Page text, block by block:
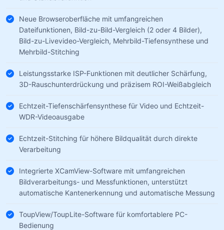
Neue Browseroberfläche mit umfangreichen
Dateifunktionen, Bild-zu-Bild-Vergleich (2 oder 4 Bilder),
Bild-zu-Livevideo-Vergleich, Mehrbild-Tiefensynthese und
Mehrbild-Stitching
Leistungsstarke ISP-Funktionen mit deutlicher Schärfung,
3D-Rauschunterdrückung und präzisem ROI-Weißabgleich
Echtzeit-Tiefenschärfensynthese für Video und Echtzeit-
WDR-Videoausgabe
Echtzeit-Stitching für höhere Bildqualität durch direkte
Verarbeitung
Integrierte XCamView-Software mit umfangreichen
Bildverarbeitungs- und Messfunktionen, unterstützt
automatische Kantenerkennung und automatische Messung
ToupView/ToupLite-Software für komfortablere PC-
Bedienung